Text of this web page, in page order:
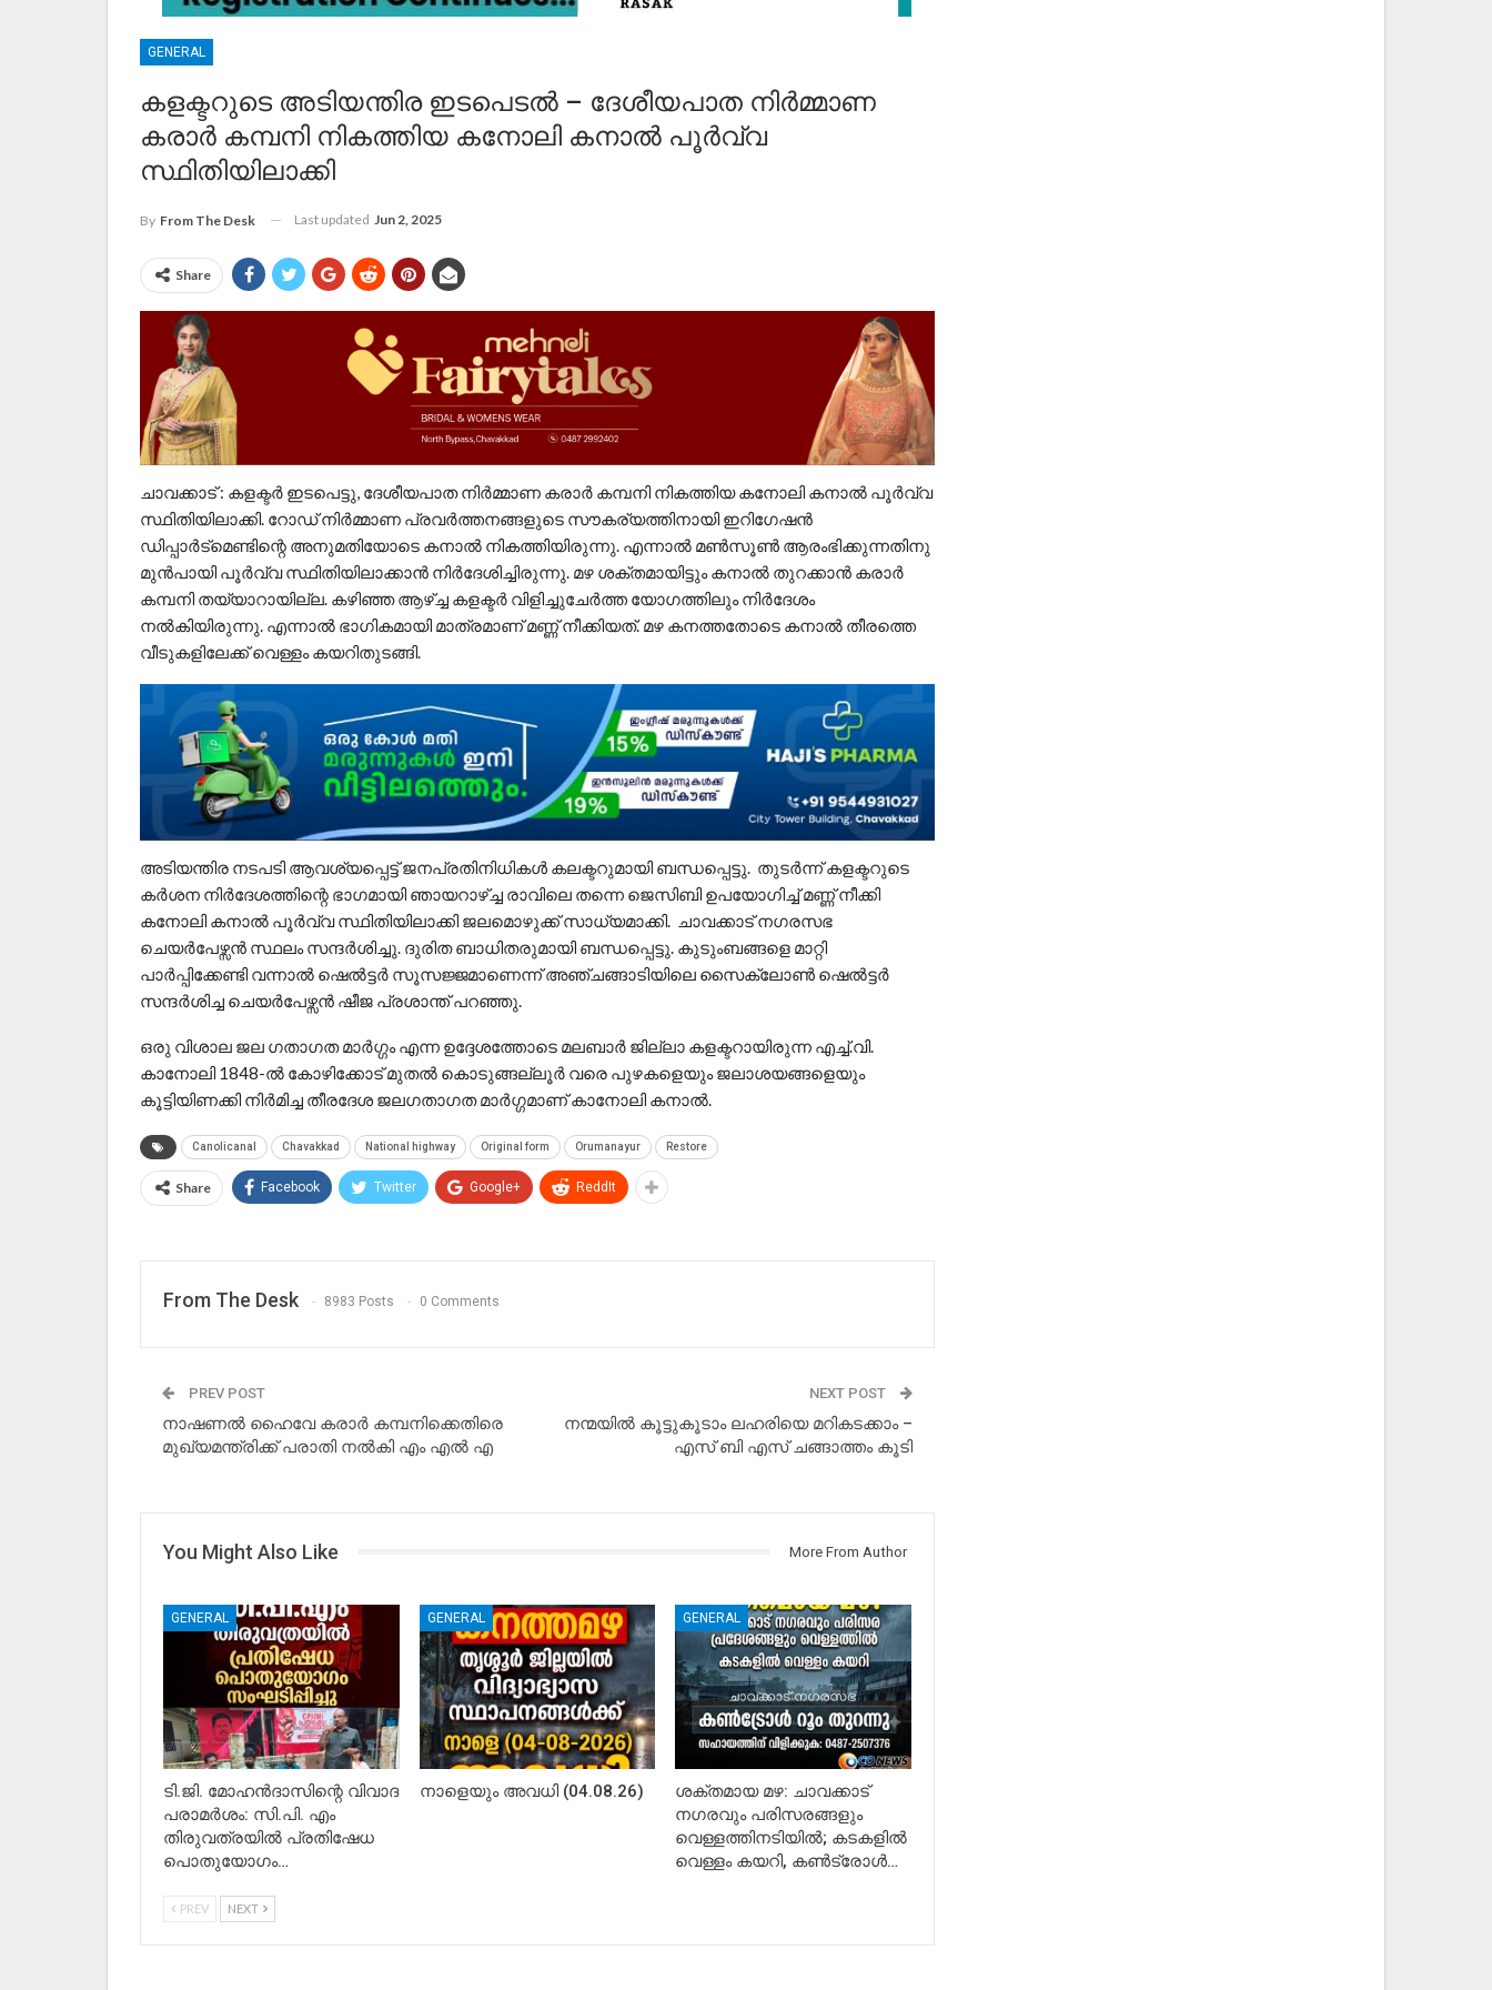
GENERAL
കളക്ടറുടെ അടിയന്തിര ഇടപെടൽ – ദേശീയപാത നിർമ്മാണ
കരാർ കമ്പനി നികത്തിയ കനോലി കനാൽ പൂർവ്വ
സ്ഥിതിയിലാക്കി
By From The Desk Last updated Jun 2, 2025
Share
ചാവക്കാട് : കളക്ടർ ഇടപെട്ടു, ദേശീയപാത നിർമ്മാണ കരാർ കമ്പനി നികത്തിയ കനോലി കനാൽ പൂർവ്വ
സ്ഥിതിയിലാക്കി. റോഡ് നിർമ്മാണ പ്രവർത്തനങ്ങളുടെ സൗകര്യത്തിനായി ഇറിഗേഷൻ
ഡിപ്പാർട്മെണ്ടിന്റെ അനുമതിയോടെ കനാൽ നികത്തിയിരുന്നു. എന്നാൽ മൺസൂൺ ആരംഭിക്കുന്നതിനു
മുൻപായി പൂർവ്വ സ്ഥിതിയിലാക്കാൻ നിർദേശിച്ചിരുന്നു. മഴ ശക്തമായിട്ടും കനാൽ തുറക്കാൻ കരാർ
കമ്പനി തയ്യാറായില്ല. കഴിഞ്ഞ ആഴ്ച്ച കളക്ടർ വിളിച്ചുചേർത്ത യോഗത്തിലും നിർദേശം
നൽകിയിരുന്നു. എന്നാൽ ഭാഗികമായി മാത്രമാണ് മണ്ണ് നീക്കിയത്. മഴ കനത്തതോടെ കനാൽ തീരത്തെ
വീടുകളിലേക്ക് വെള്ളം കയറിതുടങ്ങി.
അടിയന്തിര നടപടി ആവശ്യപ്പെട്ട് ജനപ്രതിനിധികൾ കലക്ടറുമായി ബന്ധപ്പെട്ടു. തുടർന്ന് കളക്ടറുടെ
കർശന നിർദേശത്തിന്റെ ഭാഗമായി ഞായറാഴ്ച്ച രാവിലെ തന്നെ ജെസിബി ഉപയോഗിച്ച് മണ്ണ് നീക്കി
കനോലി കനാൽ പൂർവ്വ സ്ഥിതിയിലാക്കി ജലമൊഴുക്ക് സാധ്യമാക്കി. ചാവക്കാട് നഗരസഭ
ചെയർപേഴ്സൻ സ്ഥലം സന്ദർശിച്ചു. ദുരിത ബാധിതരുമായി ബന്ധപ്പെട്ടു. കുടുംബങ്ങളെ മാറ്റി
പാർപ്പിക്കേണ്ടി വന്നാൽ ഷെൽട്ടർ സൂസജ്ജമാണെന്ന് അഞ്ചങ്ങാടിയിലെ സൈക്ലോൺ ഷെൽട്ടർ
സന്ദർശിച്ച ചെയർപേഴ്സൻ ഷീജ പ്രശാന്ത് പറഞ്ഞു.
ഒരു വിശാല ജല ഗതാഗത മാർഗ്ഗം എന്ന ഉദ്ദേശത്തോടെ മലബാർ ജില്ലാ കളക്ടറായിരുന്ന എച്ച്.വി.
കാനോലി 1848-ൽ കോഴിക്കോട് മുതൽ കൊടുങ്ങല്ലൂർ വരെ പുഴകളെയും ജലാശയങ്ങളെയും
കൂട്ടിയിണക്കി നിർമിച്ച തീരദേശ ജലഗതാഗത മാർഗ്ഗമാണ് കാനോലി കനാൽ.
Canolicanal Chavakkad National highway Original form Orumanayur Restore
Share Facebook Twitter Google+ ReddIt
From The Desk 8983 Posts 0 Comments
PREV POST
നാഷണൽ ഹൈവേ കരാർ കമ്പനിക്കെതിരെ
മുഖ്യമന്ത്രിക്ക് പരാതി നൽകി എം എൽ എ
NEXT POST
നന്മയിൽ കൂട്ടുകൂടാം ലഹരിയെ മറികടക്കാം –
എസ് ബി എസ് ചങ്ങാത്തം കൂടി
You Might Also Like More From Author
GENERAL
ടി.ജി. മോഹൻദാസിന്റെ വിവാദ
പരാമർശം: സി.പി. എം
തിരുവത്രയിൽ പ്രതിഷേധ
പൊതുയോഗം…
GENERAL
നാളെയും അവധി (04.08.26)
GENERAL
ശക്തമായ മഴ: ചാവക്കാട്
നഗരവും പരിസരങ്ങളും
വെള്ളത്തിനടിയിൽ; കടകളിൽ
വെള്ളം കയറി, കൺട്രോൾ…
PREV NEXT